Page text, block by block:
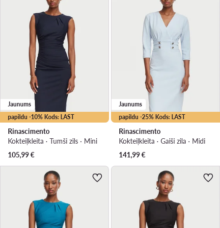
papildu -10% Kods: LAST
Jaunums
Rinascimento
Kokteiļkleita · Tumši zils · Mini
105,99€
papildu -25% Kods: LAST
Jaunums
Rinascimento
Kokteiļkleita · Gaiši zila · Midi
141,99€